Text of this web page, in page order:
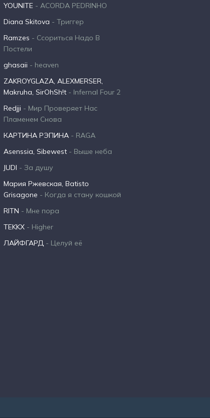
YOUNITE - ACORDA PEDRINHO
Diana Skitova - Триггер
Ramzes - Ссориться Надо В
Постели
ghasaii - heaven
ZAKROYGLAZA, ALEXMERSER,
Makruha, SirOhSh!t - Infernal Four 2
Redjji - Мир Проверяет Нас
Пламенем Снова
КАРТИНА РЭПИНА - RAGA
Asenssia, Sibewest - Выше неба
JUDI - За душу
Мария Ржевская, Batisto
Grisagone - Когда я стану кошкой
RITN - Мне пора
TEKKX - Higher
ЛАЙФГАРД - Целуй её